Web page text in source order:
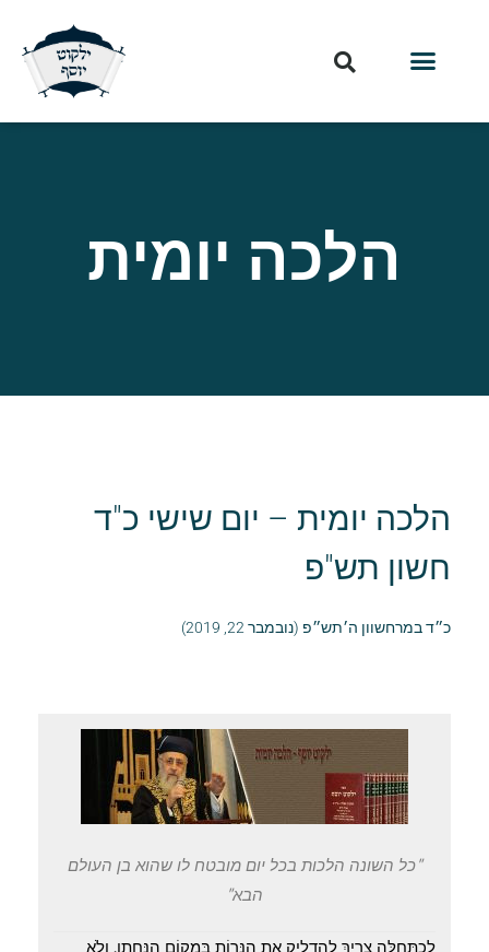
הלכה יומית
הלכה יומית – יום שישי כ"ד
חשון תש"פ
כ״ד במרחשוון ה׳תש״פ (נובמבר 22, 2019)
"כל השונה הלכות בכל יום מובטח לו שהוא בן העולם
הבא"
לְכַתְּחִלָּה צָרִיךְ לְהַדְלִיק אֶת הַנֵּרוֹת בִּמְקוֹם הַנָּחָתָן, וְלֹא